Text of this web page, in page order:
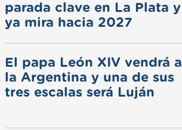
parada clave en La Plata y
ya mira hacia 2027
El papa León XIV vendrá a
la Argentina y una de sus
tres escalas será Luján